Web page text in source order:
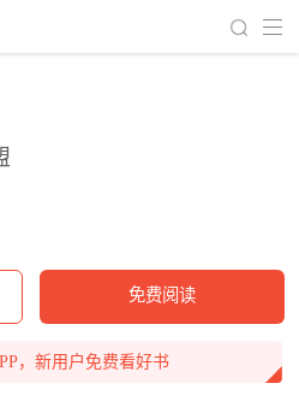
免费阅读
，新用户免费看好书